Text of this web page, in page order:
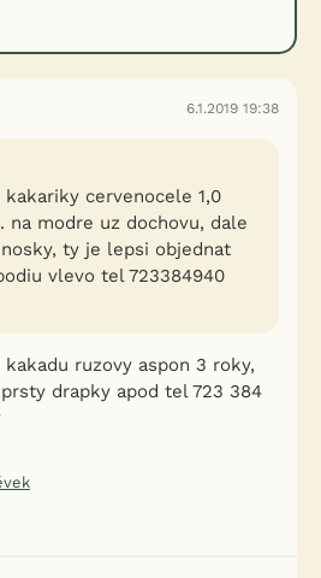
6.1.2019 19:38
cervenocele 1,0
na modre uz dochovu, dale
ty je lepsi objednat
vlevo tel 723384940
ruzovy aspon 3 roky,
drapky apod tel 723 384